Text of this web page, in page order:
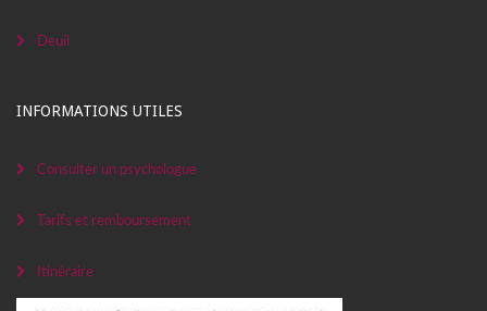
Deuil
INFORMATIONS UTILES
Consulter un psychologue
Tarifs et remboursement
Itinéraire